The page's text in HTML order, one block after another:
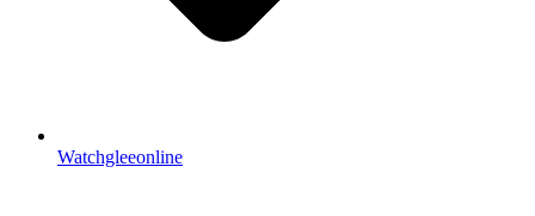
Watchgleeonline